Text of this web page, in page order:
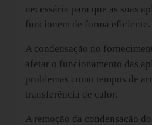
necessária para que as suas
funcionem de forma eficiente.
A condensação no
afetar o funcionamento das
problemas como tempos de
transferência de calor.
A remoção da condensação